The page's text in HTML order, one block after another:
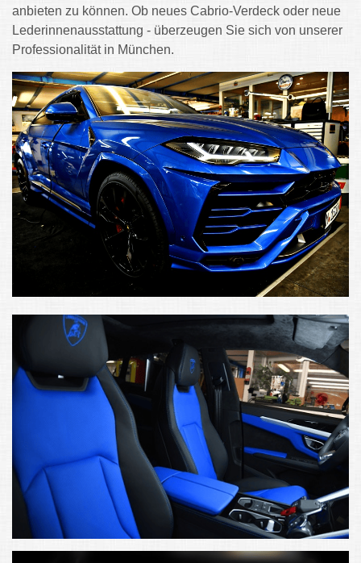
anbieten zu können. Ob neues Cabrio-Verdeck oder neue
Lederinnenausstattung - überzeugen Sie sich von unserer
Professionalität in München.